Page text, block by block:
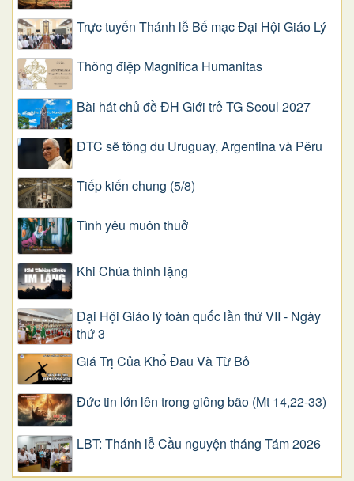
Trực tuyến Thánh lễ Bế mạc Đại Hội Giáo Lý
Thông điệp Magnifica Humanitas
Bài hát chủ đề ĐH Giới trẻ TG Seoul 2027
ĐTC sẽ tông du Uruguay, Argentina và Pêru
Tiếp kiến chung (5/8)
Tình yêu muôn thuở
Khi Chúa thinh lặng
Đại Hội Giáo lý toàn quốc lần thứ VII - Ngày
thứ 3
Giá Trị Của Khổ Ðau Và Từ Bỏ
Đức tin lớn lên trong giông bão (Mt 14,22-33)
LBT: Thánh lễ Cầu nguyện tháng Tám 2026